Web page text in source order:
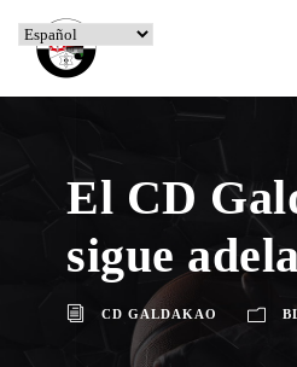
El CD
sigue
CD GALDAKAO